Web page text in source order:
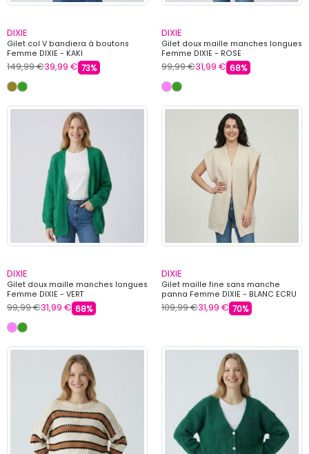
DIXIE
Gilet col V bandiera à boutons
Femme DIXIE - KAKI
149,99 €39,99 € 73%
DIXIE
Gilet doux maille manches longues
Femme DIXIE - ROSE
99,99 €31,99 € 68%
DIXIE
Gilet doux maille manches longues
Femme DIXIE - VERT
99,99 €31,99 € 68%
DIXIE
Gilet maille fine sans manche
panna Femme DIXIE - BLANC ECRU
109,99 €31,99 € 70%